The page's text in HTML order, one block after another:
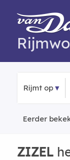
Rijmt op
Eerder
ZIZEL